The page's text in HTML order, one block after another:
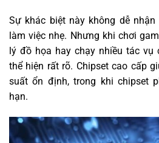
Sự khác biệt này không dễ
làm việc nhẹ. Nhưng khi chơi
lý đồ họa hay chạy nhiều tác vụ
thể hiện rất rõ. Chipset cao cấp
suất ổn định, trong khi chipset
hạn.